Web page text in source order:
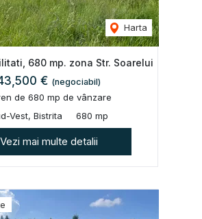
Harta
680 mp. zona Str. Soarelui
€ (negociabil)
de 680 mp de vânzare
Vest, Bistrita
680 mp
Vezi mai multe detalii